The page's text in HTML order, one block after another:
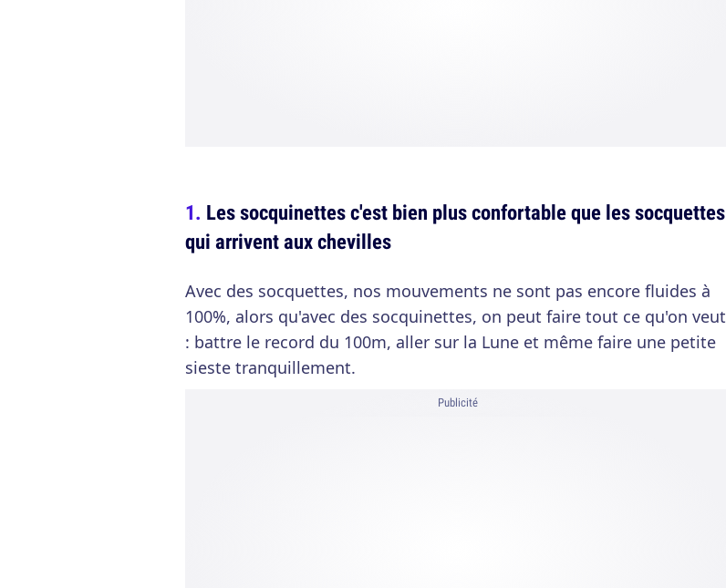
Les socquinettes c'est bien plus confortable que les socquettes
qui arrivent aux chevilles
Avec des socquettes, nos mouvements ne sont pas encore fluides à
100%, alors qu'avec des socquinettes, on peut faire tout ce qu'on veut
: battre le record du 100m, aller sur la Lune et même faire une petite
sieste tranquillement.
Publicité